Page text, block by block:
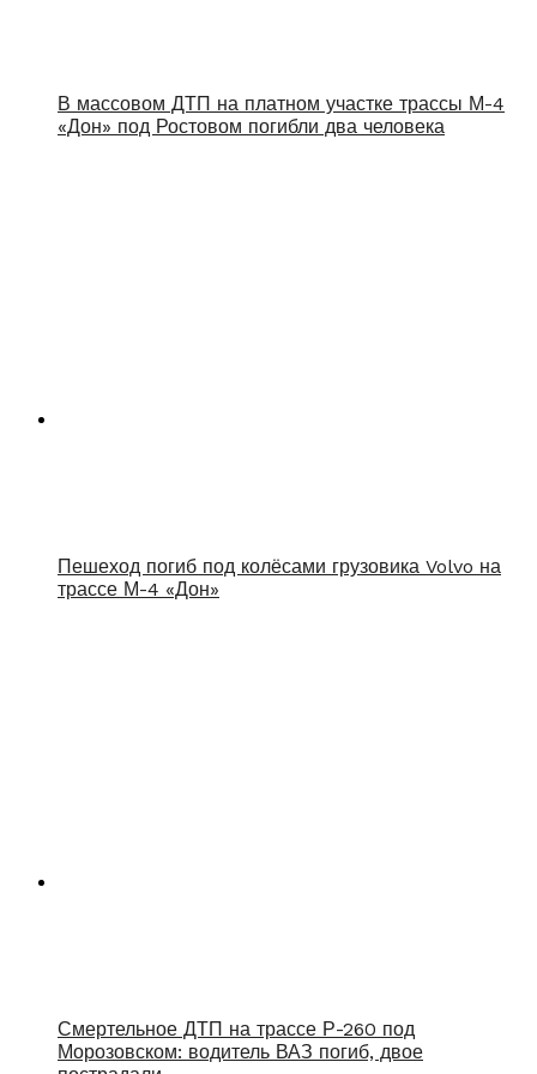
В массовом ДТП на платном участке трассы М-4
«Дон» под Ростовом погибли два человека
Пешеход погиб под колёсами грузовика Volvo на
трассе М-4 «Дон»
Смертельное ДТП на трассе Р-260 под
Морозовском: водитель ВАЗ погиб, двое